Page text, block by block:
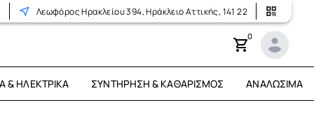
Λεωφόρος Ηρακλείου 394, Ηράκλειο Αττικής, 141 22
0
& ΗΛΕΚΤΡΙΚΆ ΣΥΝΤΉΡΗΣΗ & ΚΑΘΑΡΙΣΜΌΣ ΑΝΑΛΏΣΙΜΑ